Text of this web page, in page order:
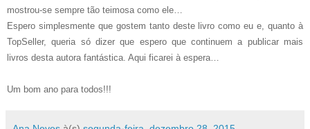
mostrou-se sempre tão teimosa como ele…
Espero simplesmente que gostem tanto deste livro como eu e, quanto à
TopSeller, queria só dizer que espero que continuem a publicar mais
livros desta autora fantástica. Aqui ficarei à espera…
Um bom ano para todos!!!